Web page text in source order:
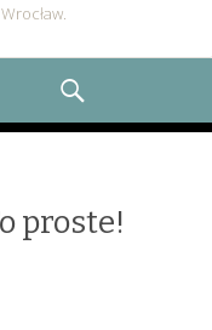
proste!